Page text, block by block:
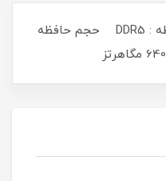
سازنده : جی اسکیل نوع حافظه : DDR5 حجم حافظه